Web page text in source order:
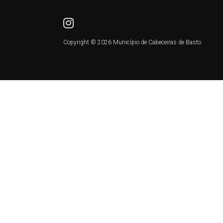
Copyright © 2026 Município de Cabeceiras de Basto